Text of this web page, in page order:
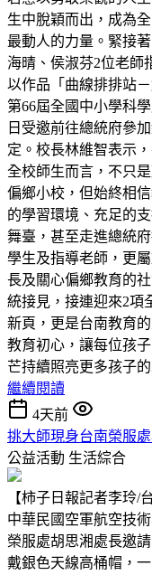
生中脫穎而出，成為
最動人的力量。緊接
海晴、侯淑芬2位老師
以作品「曲線排排站
第66屆全國中小學科
日受邀前往總統府參
定。校長林維智表示
全校師生而言，不只
偏鄉小校，但始終相
的學習環境、充足的
舞臺，甚至走進總統
學生及指導老師，更
長及關心偏鄉教育的
統接見，接連迎來2項
新頁，更是台南教育
教育初心，讓每位孩
芒持續照亮更多孩子的
繼續閱讀
4天前
挑大師現身台南榮服
公益活動 生活綜合
【柿子日報記者李玲/
中華民國空軍航空技
榮服處胡思湘處長邀
戴銀色天線高桶帽，